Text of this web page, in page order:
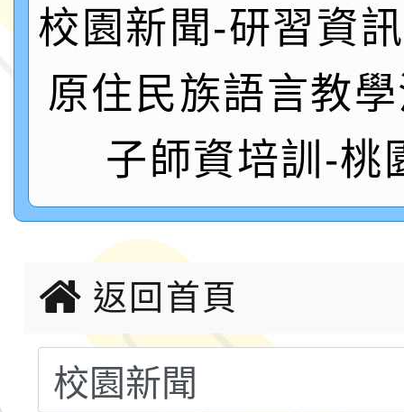
「2026年『王牌愛／
運動系列徵選頒獎典禮
成果展」
2026城鎮韌性防空演習
桃園市大溪自造教育及
年八月份教師研習
國立成功大學辦理「台
融平台-教案暨教學示
115學年度「學習扶助
計畫子計畫十一-2：國
小時認證研習計畫」
115年度「教育部表揚
義教育推展貢獻獎」實
轉知桃園市政府交通局
共運輸服務，鼓勵民眾
115年第二屆全國原住
校園新聞-研習資
原住民族語言教
子師資培訓-桃
返回首頁